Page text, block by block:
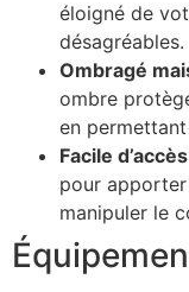
éloigné de
désagréables.
Ombragé
ombre
en
Facile
pour
manipuler le